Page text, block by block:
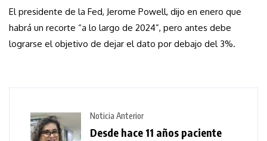
El presidente de la Fed, Jerome Powell, dijo en enero que
habrá un recorte “a lo largo de 2024”, pero antes debe
lograrse el objetivo de dejar el dato por debajo del 3%.
Noticia Anterior
Desde hace 11 años paciente